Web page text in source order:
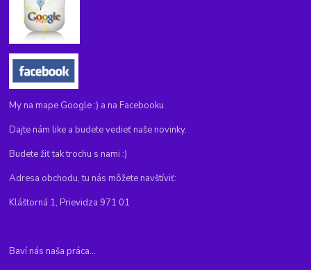
My na mape Google :) a na Facebooku.
Dajte nám like a budete vedieť naše novinky.
Budete žiť tak trochu s nami :)
Adresa obchodu, tu nás môžete navštíviť:
Kláštorná 1, Prievidza 971 01
Baví nás naša práca...